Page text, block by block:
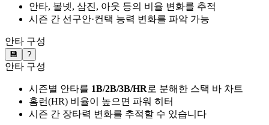
안타, 볼넷, 삼진, 아웃 등의 비율 변화를 추적
시즌 간 선구안·컨택 능력 변화를 파악 가능
안타 구성
💾 ?
안타 구성
시즌별 안타를 1B/2B/3B/HR로 분해한 스택 바 차트
홈런(HR) 비율이 높으면 파워 히터
시즌 간 장타력 변화를 추적할 수 있습니다